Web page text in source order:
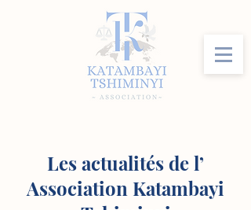
Les actualités de l’
Association Katambayi